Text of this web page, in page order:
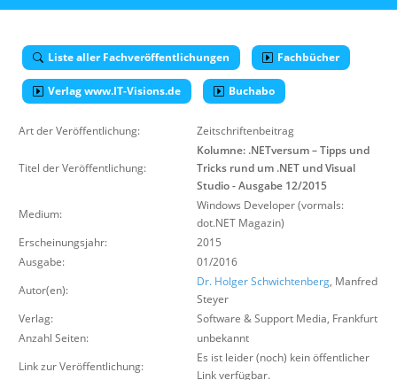
Wissen
Über uns
Suche
Liste aller Fachveröffentlichungen Fachbücher
Verlag www.IT-Visions.de Buchabo
Art der Veröffentlichung: Zeitschriftenbeitrag
Titel der Veröffentlichung:
Kolumne: .NETversum – Tipps und
Tricks rund um .NET und Visual
Studio - Ausgabe 12/2015
Medium:
Windows Developer (vormals:
dot.NET Magazin)
Erscheinungsjahr:
2015
Ausgabe:
01/2016
Autor(en):
Dr. Holger Schwichtenberg, Manfred
Steyer
Verlag:
Software & Support Media, Frankfurt
Anzahl Seiten:
unbekannt
Link zur Veröffentlichung:
Es ist leider (noch) kein öffentlicher
Link verfügbar.